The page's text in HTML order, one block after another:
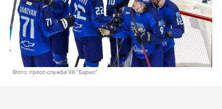
Фото: пресс-служба ХК “Барыс”